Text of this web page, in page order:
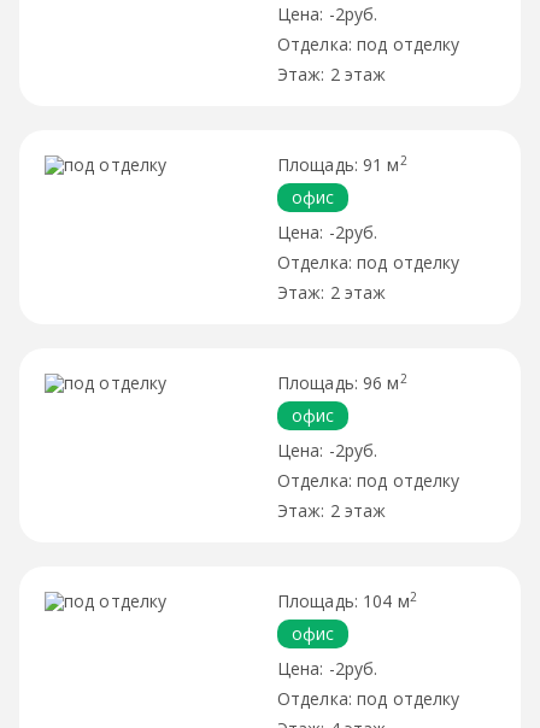
-2руб.
под отделку
2 этаж
91 м 2
офис
-2руб.
под отделку
2 этаж
96 м 2
офис
-2руб.
под отделку
2 этаж
104 м2
офис
-2руб.
под отделку